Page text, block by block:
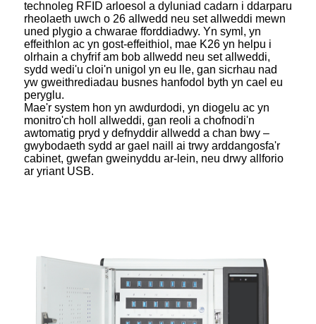
technoleg RFID arloesol a dyluniad cadarn i ddarparu
rheolaeth uwch o 26 allwedd neu set allweddi mewn
uned plygio a chwarae fforddiadwy. Yn syml, yn
effeithlon ac yn gost-effeithiol, mae K26 yn helpu i
olrhain a chyfrif am bob allwedd neu set allweddi,
sydd wedi'u cloi'n unigol yn eu lle, gan sicrhau nad
yw gweithrediadau busnes hanfodol byth yn cael eu
peryglu.
Mae'r system hon yn awdurdodi, yn diogelu ac yn
monitro'ch holl allweddi, gan reoli a chofnodi'n
awtomatig pryd y defnyddir allwedd a chan bwy –
gwybodaeth sydd ar gael naill ai trwy arddangosfa'r
cabinet, gwefan gweinyddu ar-lein, neu drwy allforio
ar yriant USB.